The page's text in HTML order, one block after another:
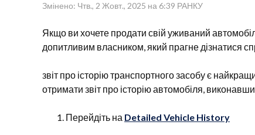
Змінено: Чтв., 2 Жовт., 2025 на 6:39 РАНКУ
Якщо ви хочете продати свій уживаний
допитливим власником, який прагне дізнатися
звіт про історію транспортного засобу є
отримати звіт про історію автомобіля,
Перейдіть на Detailed Vehicle History